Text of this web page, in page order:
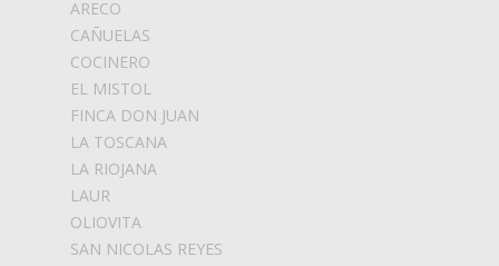
ARECO
CAÑUELAS
COCINERO
EL MISTOL
FINCA DON JUAN
LA TOSCANA
LA RIOJANA
LAUR
OLIOVITA
SAN NICOLAS REYES